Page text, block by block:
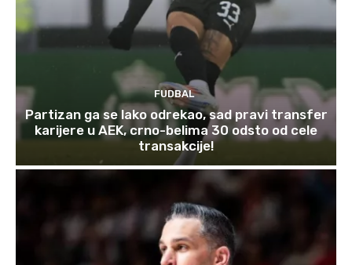
FUDBAL
Partizan ga se lako odrekao, sad pravi transfer
karijere u AEK, crno-belima 30 odsto od cele
transakcije!